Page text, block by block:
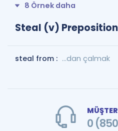
8 Örnek daha
Steal (v) Preposition
steal from : ...dan çalmak
0